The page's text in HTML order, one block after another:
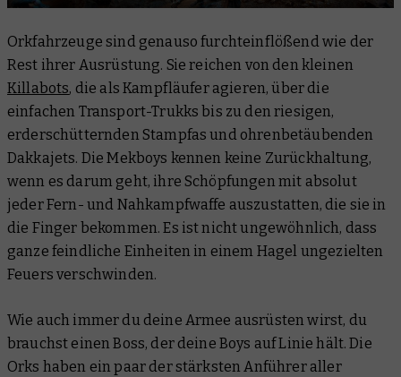
Orkfahrzeuge sind genauso furchteinflößend wie der
Rest ihrer Ausrüstung. Sie reichen von den kleinen
Killabots, die als Kampfläufer agieren, über die
einfachen Transport-Trukks bis zu den riesigen,
erderschütternden Stampfas und ohrenbetäubenden
Dakkajets. Die Mekboys kennen keine Zurückhaltung,
wenn es darum geht, ihre Schöpfungen mit absolut
jeder Fern- und Nahkampfwaffe auszustatten, die sie in
die Finger bekommen. Es ist nicht ungewöhnlich, dass
ganze feindliche Einheiten in einem Hagel ungezielten
Feuers verschwinden.
Wie auch immer du deine Armee ausrüsten wirst, du
brauchst einen Boss, der deine Boys auf Linie hält. Die
Orks haben ein paar der stärksten Anführer aller